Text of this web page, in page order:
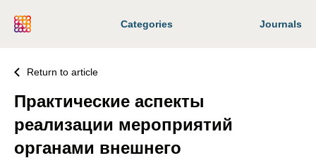
Categories Journals
Return to article
Практические аспекты
реализации мероприятий
органами внешнего